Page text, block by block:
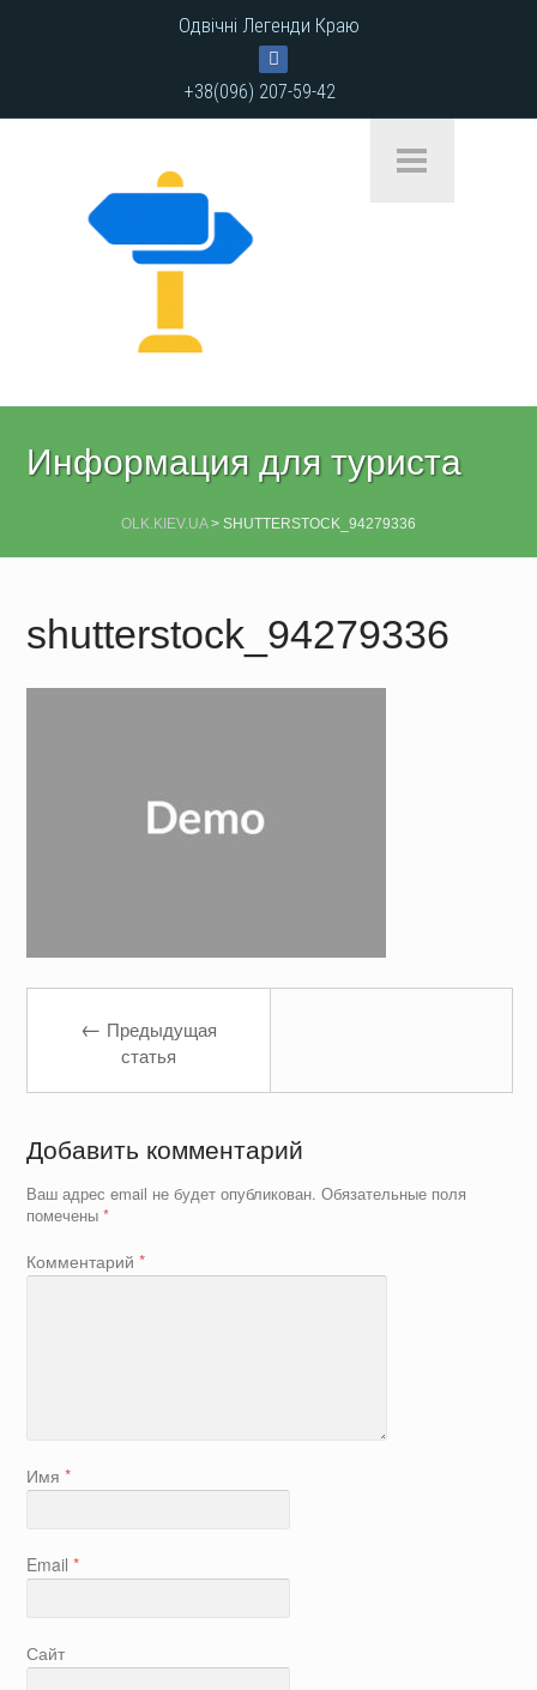
Одвічні Легенди Краю
+38(096) 207-59-42
Информация для туриста
OLK.KIEV.UA> SHUTTERSTOCK_94279336
shutterstock_94279336
← Предыдущая
статья
Добавить комментарий
Ваш адрес email не будет опубликован. Обязательные поля
помечены*
Комментарий*
Имя*
Email*
Сайт